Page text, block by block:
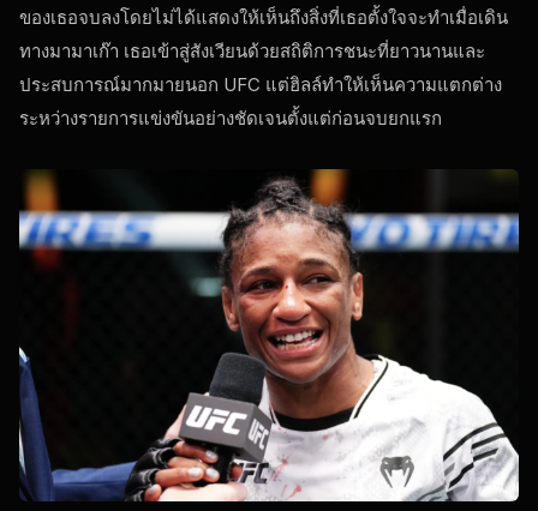
ของเธอจบลงโดยไม่ได้แสดงให้เห็นถึงสิ่งที่เธอตั้งใจจะทำเมื่อเดิน
ทางมามาเก๊า เธอเข้าสู่สังเวียนด้วยสถิติการชนะที่ยาวนานและ
ประสบการณ์มากมายนอก UFC แต่ฮิลล์ทำให้เห็นความแตกต่าง
ระหว่างรายการแข่งขันอย่างชัดเจนตั้งแต่ก่อนจบยกแรก